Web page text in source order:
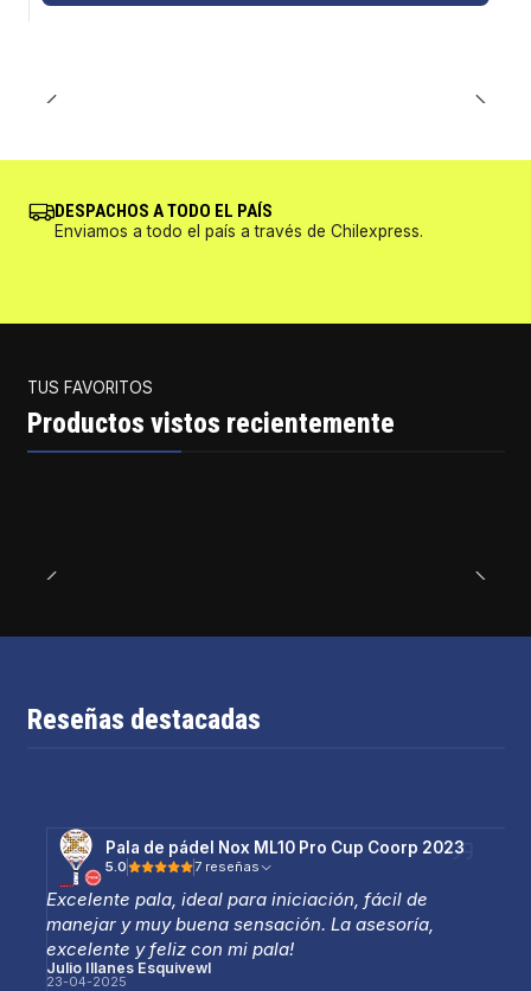
DESPACHOS A TODO EL PAÍS
Enviamos a todo el país a través de Chilexpress.
TUS FAVORITOS
Productos vistos recientemente
Reseñas destacadas
Pala de pádel Nox ML10 Pro Cup Coorp 2023
5.0 7 reseñas
Excelente pala, ideal para iniciación, fácil de
manejar y muy buena sensación. La asesoría,
excelente y feliz con mi pala!
Julio Illanes Esquivewl
23-04-2025